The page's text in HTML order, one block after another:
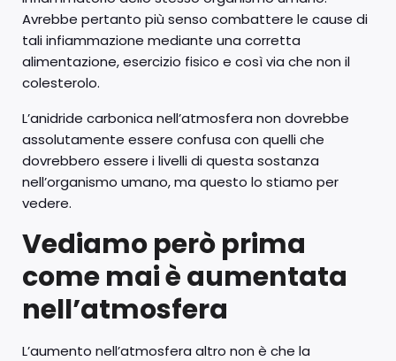
Avrebbe pertanto più senso combattere le cause di
tali infiammazione mediante una corretta
alimentazione, esercizio fisico e così via che non il
colesterolo.
L’anidride carbonica nell’atmosfera non dovrebbe
assolutamente essere confusa con quelli che
dovrebbero essere i livelli di questa sostanza
nell’organismo umano, ma questo lo stiamo per
vedere.
Vediamo però prima
come mai è aumentata
nell’atmosfera
L’aumento nell’atmosfera altro non è che la